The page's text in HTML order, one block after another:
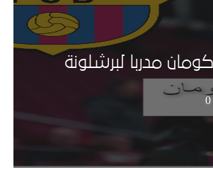
مدربا لبرشلونة
0